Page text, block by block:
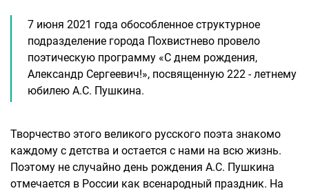
7 июня 2021 года обособленное структурное
подразделение города Похвистнево провело
поэтическую программу «С днем рождения,
Александр Сергеевич!», посвященную 222 - летнему
юбилею А.С. Пушкина.
Творчество этого великого русского поэта знакомо
каждому с детства и остается с нами на всю жизнь.
Поэтому не случайно день рождения А.С. Пушкина
отмечается в России как всенародный праздник. На